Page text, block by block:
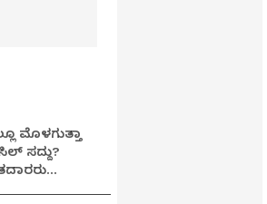
ಮೊಳಗುತ್ತಾ
ಸದ್ದು?